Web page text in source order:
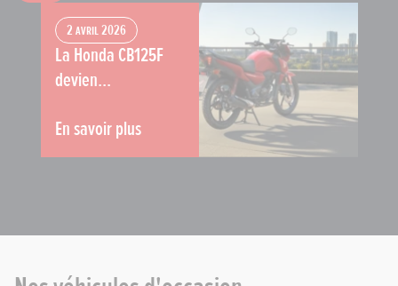
2 avril 2026
La Honda CB125F
devien...
En savoir plus